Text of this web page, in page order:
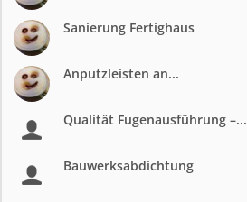
Sanierung Fertighaus
Anputzleisten an...
Qualität Fugenausführung –...
Bauwerksabdichtung